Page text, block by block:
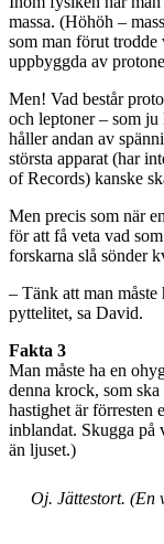
massa. (Höhöh –
som man förut trodde
uppbyggda av
Men! Vad består
och leptoner – som
håller andan av
största apparat (har
of Records) kanske
Men precis som när
för att få veta vad
forskarna slå sönder
– Tänk att man måste
pyttelitet, sa David.
Fakta 3
Man måste ha en
denna krock, som
hastighet är förresten
inblandat. Skugga på
än ljuset.)
Oj. Jättestort. (En